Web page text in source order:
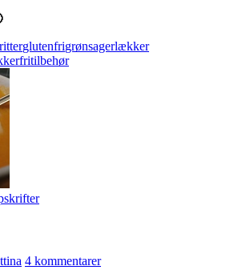
glutenfrigrønsagerlækker
tilbehør
4 kommentarer